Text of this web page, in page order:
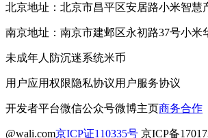
北京地址：北京市昌平区安居路小米智慧
南京地址：南京市建邺区永初路37号小米
未成年人防沉迷系统米币
用户应用权限隐私协议用户服务协议
开发者平台微信公众号微博主页商务合作
@wali.com京ICP证110335号 京ICP备